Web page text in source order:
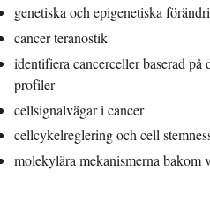
genetiska och epigenetiska
cancer teranostik
identifiera cancerceller baserad
profiler
cellsignalvägar i cancer
cellcykelreglering och cell
molekylära mekanismerna bakom